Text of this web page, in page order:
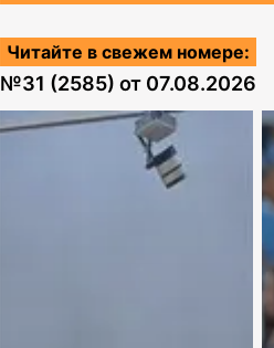
Читайте в свежем номере:
№31 (2585) от 07.08.2026